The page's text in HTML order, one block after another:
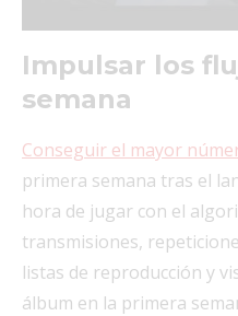
Impulsar los
semana
Conseguir el mayor
primera semana tras el
hora de jugar con el
transmisiones,
listas de reproducción y
álbum en la primera